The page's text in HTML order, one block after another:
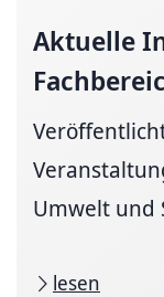
Aktuelle
Umwelt und
lesen